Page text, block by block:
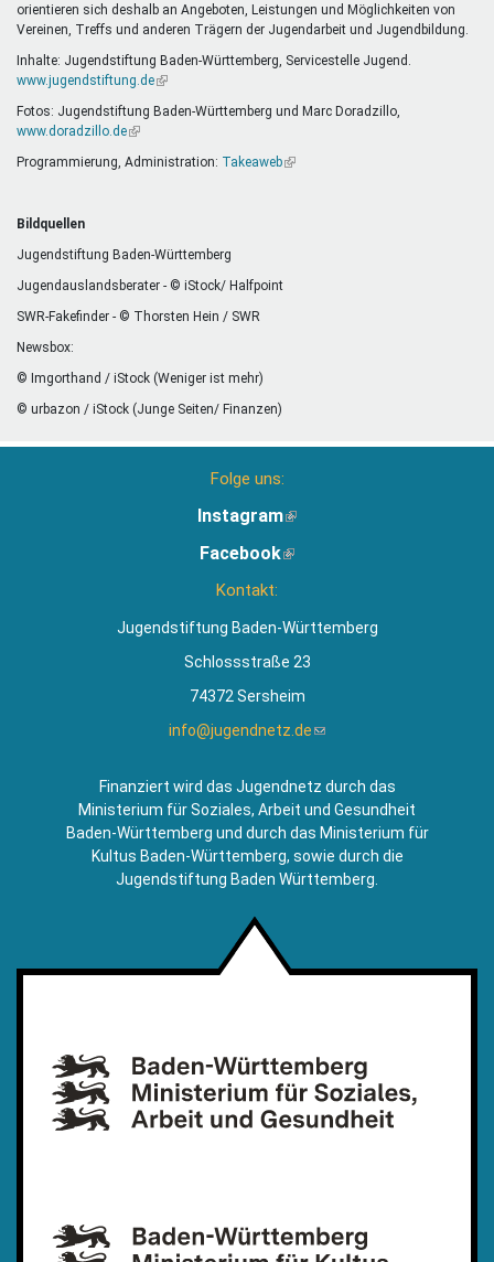
orientieren sich deshalb an Angeboten, Leistungen und Möglichkeiten von
Vereinen, Treffs und anderen Trägern der Jugendarbeit und Jugendbildung.
Inhalte: Jugendstiftung Baden-Württemberg, Servicestelle Jugend.
www.jugendstiftung.de(Link
extern)
Fotos: Jugendstiftung Baden-Württemberg und Marc Doradzillo,
www.doradzillo.de(Link
extern)
Programmierung, Administration: Takeaweb(Link
Bildquellen
Jugendstiftung Baden-Württemberg
Jugendauslandsberater - © iStock/ Halfpoint
SWR-Fakefinder - © Thorsten Hein / SWR
Newsbox:
© Imgorthand / iStock (Weniger ist mehr)
© urbazon / iStock (Junge Seiten/ Finanzen)
Folge uns:
Instagram(Link
extern)
Facebook(Link
Kontakt:
Jugendstiftung Baden-Württemberg
Schlossstraße 23
74372 Sersheim
info@jugendnetz.de(Link
Mail)
Finanziert wird das Jugendnetz durch das
Ministerium für Soziales, Arbeit und Gesundheit
Baden-Württemberg und durch das Ministerium für
Kultus Baden-Württemberg, sowie durch die
Jugendstiftung Baden Württemberg.